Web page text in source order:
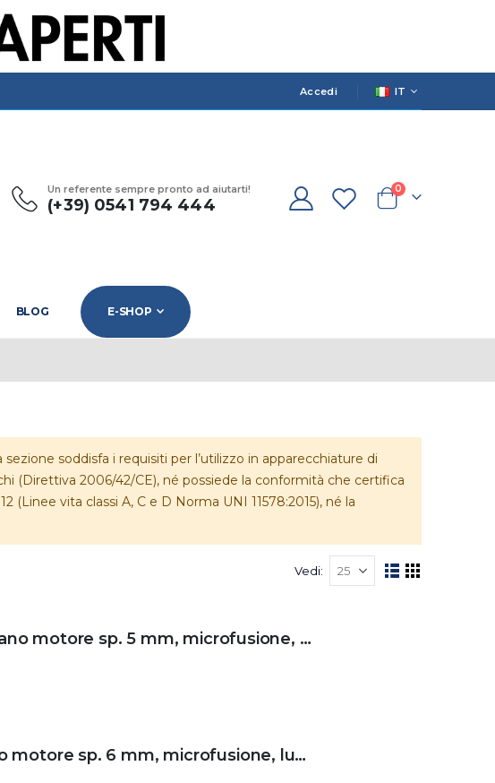
Accedi LANGUAGE
IT
Un referente sempre pronto ad aiutarti!
(+39) 0541 794 444 Cart
0prodotti
BLOG E-SHOP
soddisfa i requisiti per l’utilizzo in apparecchiature di
(Direttiva 2006/42/CE), né possiede la conformità che certifica
(Linee vita classi A, C e D Norma UNI 11578:2015), né la
Vedi
View
ListGrid
Cerniera sfilabile per portello vano motore sp. 5 mm, microfusione, lucide AISI 316
Cerniera per boccaporto e vano motore sp. 6 mm, microfusione, lucide AISI 316